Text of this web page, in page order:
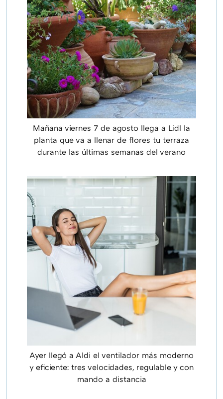
Mañana viernes 7 de agosto llega a Lidl la
planta que va a llenar de flores tu terraza
durante las últimas semanas del verano
Ayer llegó a Aldi el ventilador más moderno
y eficiente: tres velocidades, regulable y con
mando a distancia